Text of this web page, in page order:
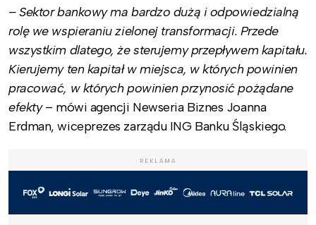
– Sektor bankowy ma bardzo dużą i odpowiedzialną
rolę we wspieraniu zielonej transformacji. Przede
wszystkim dlatego, że sterujemy przepływem kapitału.
Kierujemy ten kapitał w miejsca, w których powinien
pracować, w których powinien przynosić pożądane
efekty– mówi agencji Newseria Biznes Joanna
Erdman, wiceprezes zarządu ING Banku Śląskiego.
REKLAMA